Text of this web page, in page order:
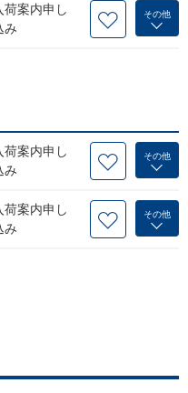
荷案内申し
み
その他
荷案内申し
み
その他
荷案内申し
み
その他